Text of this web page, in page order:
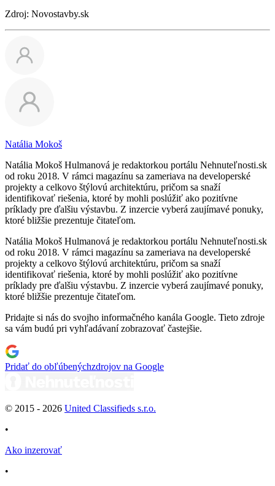
Zdroj: Novostavby.sk
Natália Mokoš
Natália Mokoš Hulmanová je redaktorkou portálu Nehnuteľnosti.sk
od roku 2018. V rámci magazínu sa zameriava na developerské
projekty a celkovo štýlovú architektúru, pričom sa snaží
identifikovať riešenia, ktoré by mohli poslúžiť ako pozitívne
príklady pre ďalšiu výstavbu. Z inzercie vyberá zaujímavé ponuky,
ktoré bližšie prezentuje čitateľom.
Natália Mokoš Hulmanová je redaktorkou portálu Nehnuteľnosti.sk
od roku 2018. V rámci magazínu sa zameriava na developerské
projekty a celkovo štýlovú architektúru, pričom sa snaží
identifikovať riešenia, ktoré by mohli poslúžiť ako pozitívne
príklady pre ďalšiu výstavbu. Z inzercie vyberá zaujímavé ponuky,
ktoré bližšie prezentuje čitateľom.
Pridajte si nás do svojho informačného kanála Google. Tieto zdroje
sa vám budú pri vyhľadávaní zobrazovať častejšie.
Pridať do obľúbenýchzdrojov na Google
© 2015 - 2026 United Classifieds s.r.o.
•
Ako inzerovať
•